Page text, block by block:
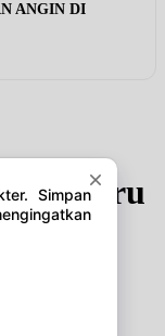
ANGIN DI
terbaru